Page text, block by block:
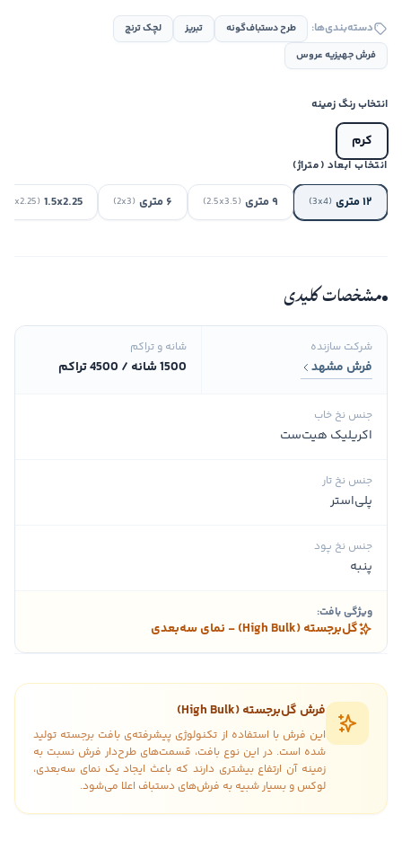
دسته‌بندی‌ها: طرح دستباف‌گونه تبریز
لچک ترنج
فرش جهیزیه عروس
انتخاب رنگ زمینه
کرم
انتخاب ابعاد (متراژ)
۱۲ متری (3x4) ۹ متری (2.5x3.5) ۶ متری (2x3)
1.5x2.25
(1.5x2.25)
مشخصات کلیدی
شرکت سازنده
فرش مشهد
شانه و تراکم
1500 شانه / 4500 تراکم
جنس نخ خاب
اکریلیک هیت‌ست
جنس نخ تار
پلی‌استر
جنس نخ پود
پنبه
ویژگی بافت:
گل‌برجسته (High Bulk) - نمای سه‌بعدی
فرش گل‌برجسته (High Bulk)
این فرش با استفاده از تکنولوژی پیشرفته‌ی بافت برجسته تولید
شده است. در این نوع بافت، قسمت‌های طرح‌دار فرش نسبت به
زمینه آن ارتفاع بیشتری دارند که باعث ایجاد یک نمای سه‌بعدی،
لوکس و بسیار شبیه به فرش‌های دستباف اعلا می‌شود.